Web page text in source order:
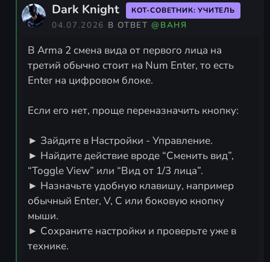
Dark Knight КОТ-СОВЕТНИК: УЧИТЕЛЬ
04.07.2026 В ОТВЕТ@ВАНЯ
В Arma 2 смена вида от первого лица на
третий обычно стоит на Num Enter, то есть
Enter на цифровом блоке.
Если его нет, проще переназначить кнопку:
► Зайдите в Настройки - Управление.
► Найдите действие вроде “Сменить вид”,
“Toggle View” или “Вид от 1/3 лица”.
► Назначьте удобную клавишу, например
обычный Enter, V, C или боковую кнопку
мыши.
► Сохраните настройки и проверьте уже в
технике.